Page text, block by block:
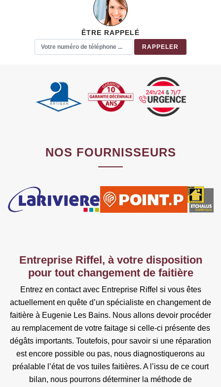
ÊTRE RAPPELÉ
NOS FOURNISSEURS
Entreprise Riffel, à votre disposition
pour tout changement de faitière
Entrez en contact avec Entreprise Riffel si vous êtes
actuellement en quête d’un spécialiste en changement de
faitière à Eugenie Les Bains. Nous allons devoir procéder
au remplacement de votre faitage si celle-ci présente des
dégâts importants. Toutefois, pour savoir si une réparation
est encore possible ou pas, nous diagnostiquerons au
préalable l’état de vos tuiles faitières. A l’issu de ce court
bilan, nous pourrons déterminer la méthode de